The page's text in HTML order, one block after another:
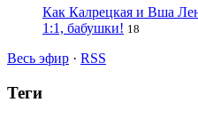
Как Калрецкая и Вша
1:1, бабушки! 18
Весь эфир · RSS
Теги